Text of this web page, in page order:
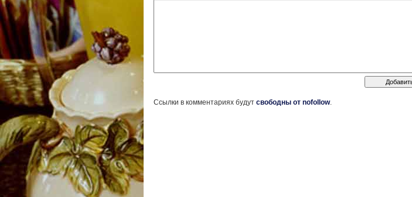
Ссылки в комментариях будут свободны от nofollow.